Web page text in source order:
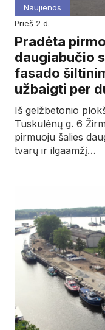
Naujienos
prieš 2 d.
Pradėta
daugiabučio
fasado
užbaigti per
Iš gelžbetonio
Tuskulėnų g. 6
pirmuoju šalies
tvarų ir ilgaamžį…